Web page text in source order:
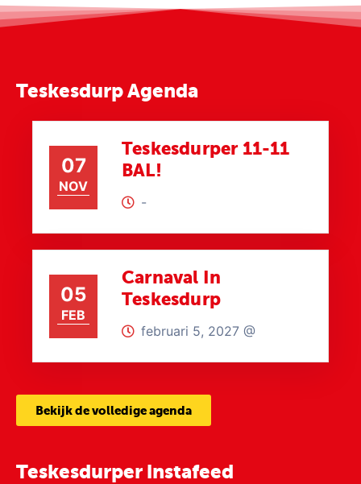
Teskesdurp Agenda
07
NOV
Teskesdurper 11-11
BAL!
-
05
FEB
Carnaval In
Teskesdurp
februari 5, 2027 @
Bekijk de volledige agenda
Teskesdurper instafeed